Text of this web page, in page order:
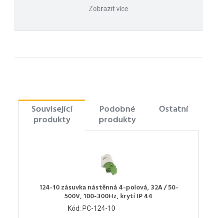
Zobrazit více
Související
produkty
Podobné
produkty
Ostatní
124-10 zásuvka nástěnná 4-polová, 32A / 50-
500V, 100-300Hz, krytí IP 44
Kód: PC-124-10